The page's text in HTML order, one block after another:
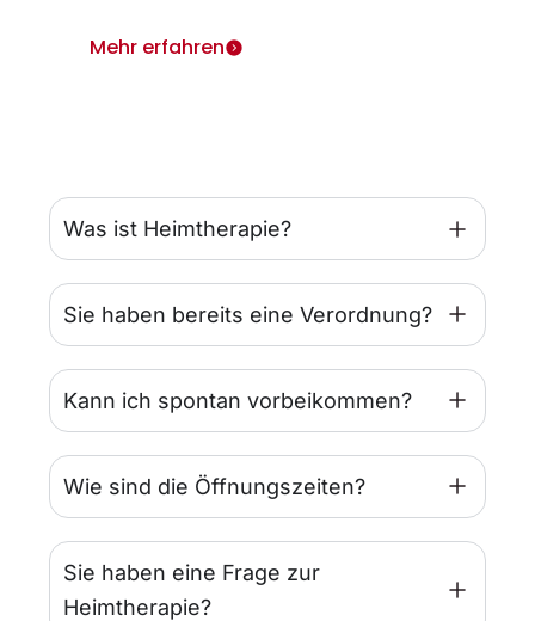
Was ist Heimtherapie?
Sie haben bereits eine Verordnung?
Kann ich spontan vorbeikommen?
Wie sind die Öffnungszeiten?
Sie haben eine Frage zur
Heimtherapie?
Mehr erfahren